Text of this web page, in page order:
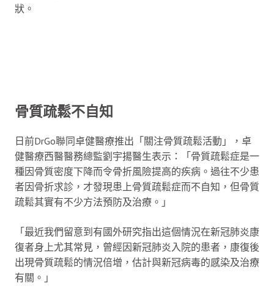
狀。
骨質疏鬆不自知
日前DrGo聯同卓健醫療推出「關注骨質疏鬆活動」，卓
健醫療西醫醫務總監劉宇揚醫生表示：「骨質疏鬆症是一
種因骨質密度下降而令骨折風險提高的疾病。過往不少患
者因骨折求診，才發現患上骨質疏鬆症而不自知，但骨質
疏鬆其實有不少方法預防及治療。」
「最近我們留意到有國外研究指出這個情況在新冠肺炎康
復者身上尤其常見，曾經因新冠肺炎入院的患者，康復後
出現骨質疏鬆的情況倍增，估計與新冠病毒的感染及治療
有關。」